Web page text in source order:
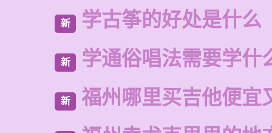
新 学古筝的好处是什么
新 学通俗唱法需要学什
新 福州哪里买吉他便宜